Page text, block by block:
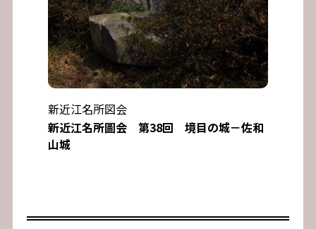
新近江名所図会
新近江名所圖会 第38回 境目の城－佐和
山城